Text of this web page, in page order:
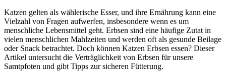
Katzen gelten als wählerische Esser, und ihre Ernährung kann eine
Vielzahl von Fragen aufwerfen, insbesondere wenn es um
menschliche Lebensmittel geht. Erbsen sind eine häufige Zutat in
vielen menschlichen Mahlzeiten und werden oft als gesunde Beilage
oder Snack betrachtet. Doch können Katzen Erbsen essen? Dieser
Artikel untersucht die Verträglichkeit von Erbsen für unsere
Samtpfoten und gibt Tipps zur sicheren Fütterung.